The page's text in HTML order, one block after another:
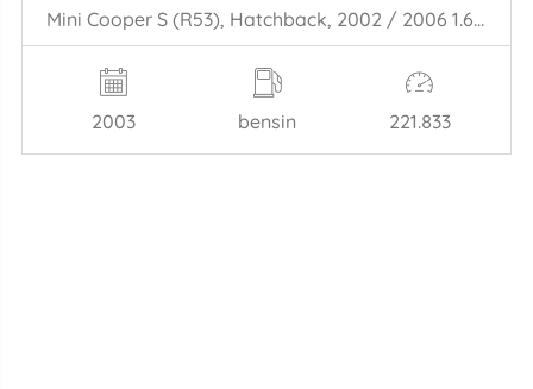
Mini Cooper S (R53), Hatchback, 2002 / 2006 1.6 16V
2003 bensin 221.833